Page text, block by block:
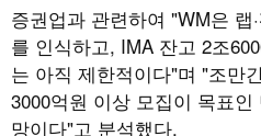
증권업과 관련하여 "WM은 랩
를 인식하고, IMA 잔고 2조
는 아직 제한적이다"며 "조만
3000억원 이상 모집이 목표
망이다"고 분석했다.